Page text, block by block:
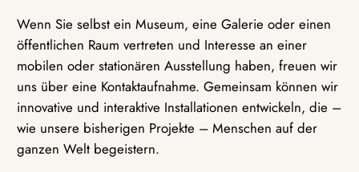
Wenn Sie selbst ein Museum, eine Galerie oder einen
öffentlichen Raum vertreten und Interesse an einer
mobilen oder stationären Ausstellung haben, freuen wir
uns über eine Kontaktaufnahme. Gemeinsam können wir
innovative und interaktive Installationen entwickeln, die –
wie unsere bisherigen Projekte – Menschen auf der
ganzen Welt begeistern.